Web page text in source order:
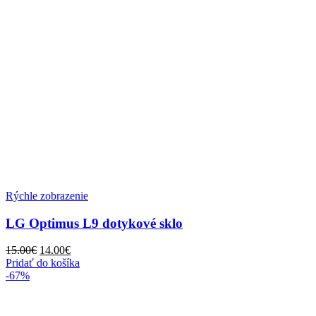
Rýchle zobrazenie
LG Optimus L9 dotykové sklo
15.00€ Pôvodná
cena
14.00€Aktuálna
cena
Pridať do košíka
-67%